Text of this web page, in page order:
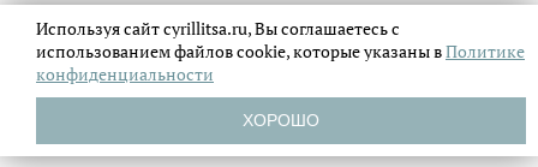
Используя сайт cyrillitsa.ru, Вы соглашаетесь с
использованием файловcookie, которые указаны вПолитике
конфиденциальности
ХОРОШО